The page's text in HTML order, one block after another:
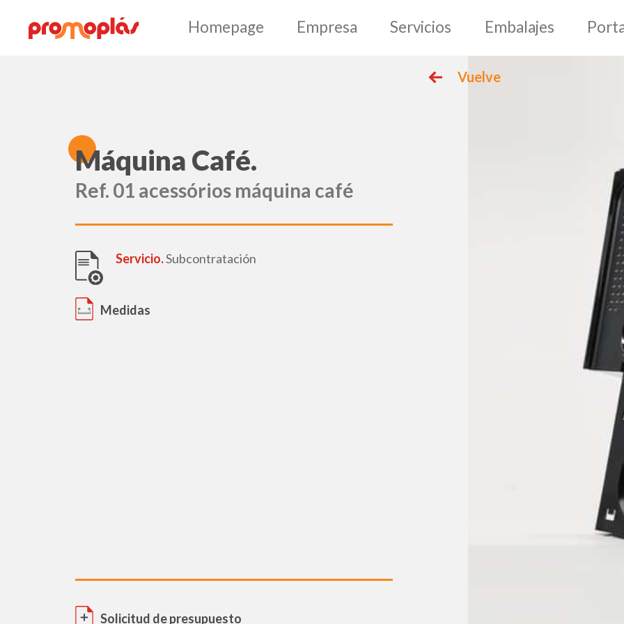
Homepage Empresa
Máquina Café.
Ref. 01 acessórios máquina café
Servicio.Subcontratación
Medidas
Solicitud de presupuesto
Vuelve